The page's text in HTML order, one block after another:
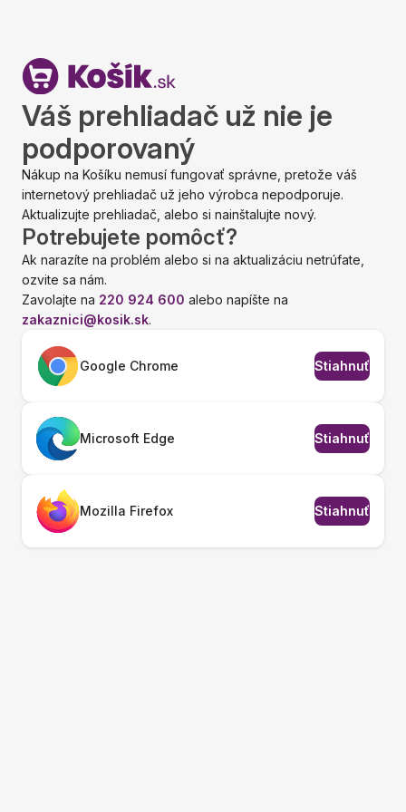
Váš prehliadač už nie je
podporovaný
Nákup na Košíku nemusí fungovať správne, pretože váš
internetový prehliadač už jeho výrobca nepodporuje.
Aktualizujte prehliadač, alebo si nainštalujte nový.
Potrebujete pomôcť?
Ak narazíte na problém alebo si na aktualizáciu netrúfate,
ozvite sa nám.
Zavolajte na 220 924 600 alebo napíšte na
zakaznici@kosik.sk.
Google Chrome Stiahnuť
Microsoft Edge Stiahnuť
Mozilla Firefox Stiahnuť